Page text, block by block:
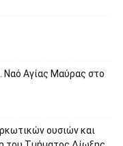
Ναό Αγίας Μαύρας στο
ουσιών και